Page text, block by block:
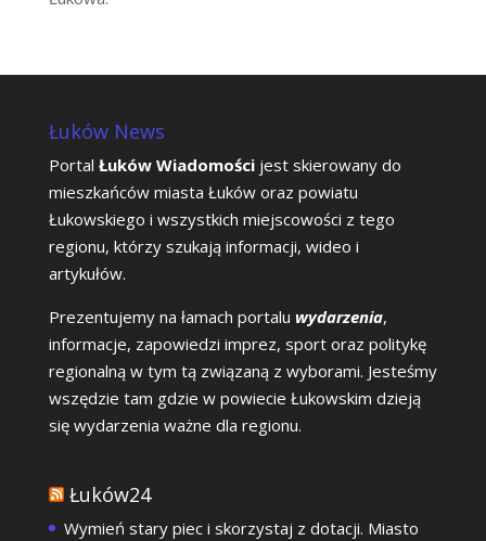
Łuków News
Portal Łuków Wiadomościjest skierowany do
mieszkańców miasta Łuków oraz powiatu
Łukowskiego i wszystkich miejscowości z tego
regionu, którzy szukają informacji, wideo i
artykułów.
Prezentujemy na łamach portalu wydarzenia,
informacje, zapowiedzi imprez, sport oraz politykę
regionalną w tym tą związaną z wyborami. Jesteśmy
wszędzie tam gdzie w powiecie Łukowskim dzieją
się wydarzenia ważne dla regionu.
Łuków24
Wymień stary piec i skorzystaj z dotacji. Miasto